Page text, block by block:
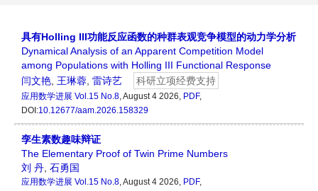
具有Holling III功能反应函数的种群表观竞争模型的动力学分析
Dynamical Analysis of an Apparent Competition Model
among Populations with Holling III Functional Response
闫文艳 王琳蓉 雷诗艺 科研立项经费支持
应用数学进展 Vol.15 No.8 , August 4 2026, PDF,
DOI:10.12677/aam.2026.158329
孪生素数趣味辩证
The Elementary Proof of Twin Prime Numbers
刘 丹 石勇国
应用数学进展 Vol.15 No.8 , August 4 2026, PDF,